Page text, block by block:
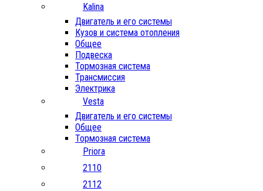
Kalina
Двигатель и его системы
Кузов и система отопления
Общее
Подвеска
Тормозная система
Трансмиссия
Электрика
Vesta
Двигатель и его системы
Общее
Тормозная система
Priora
2110
2112